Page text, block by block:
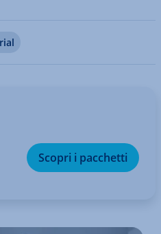
Scopri i pacchetti